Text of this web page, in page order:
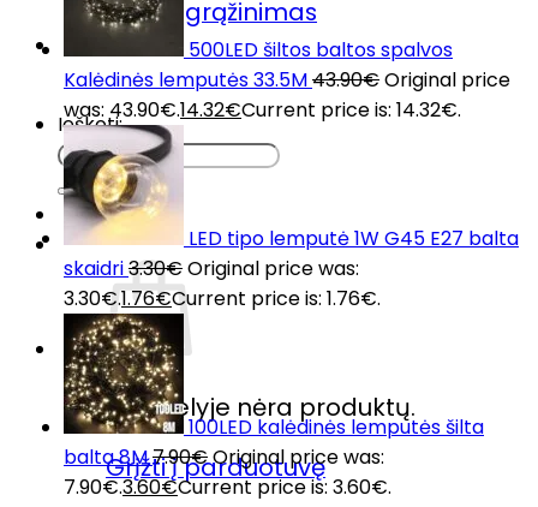
Prekių grąžinimas
Kontaktai
Ieškoti:
Krepšelyje nėra produktų.
Grįžti į parduotuvę
500LED šiltos baltos spalvos
Kalėdinės lemputės 33.5M43.90€Original price
was: 43.90€.14.32€Current price is: 14.32€.
LED tipo lemputė 1W G45 E27 balta
skaidri3.30€Original price was:
3.30€.1.76€Current price is: 1.76€.
100LED kalėdinės lemputės šilta
balta 8M7.90€Original price was:
7.90€.3.60€Current price is: 3.60€.